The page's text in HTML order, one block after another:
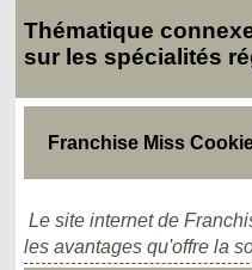
Thématique
sur les spécialités
Franchise Miss
Le site internet de
les avantages qu'offre la